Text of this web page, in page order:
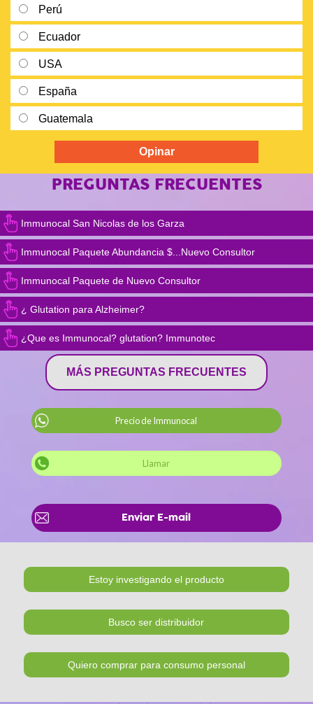
Perú
Ecuador
USA
España
Guatemala
PREGUNTAS FRECUENTES
Immunocal San Nicolas de los Garza
Immunocal Paquete Abundancia $...Nuevo Consultor
Immunocal Paquete de Nuevo Consultor
¿ Glutation para Alzheimer?
¿Que es Immunocal? glutation? Immunotec
MÁS PREGUNTAS FRECUENTES
Precio de Immunocal
Llamar
Enviar E-mail